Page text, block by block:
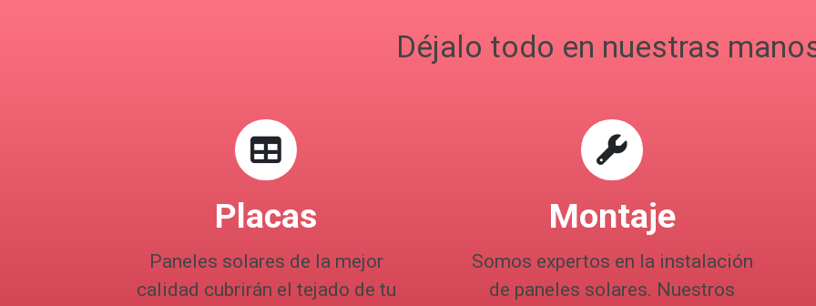
Déjalo todo en nuestras
Placas
Paneles solares de la mejor
calidad cubrirán el tejado de tu
Montaje
Somos expertos en la instalación
de paneles solares. Nuestros